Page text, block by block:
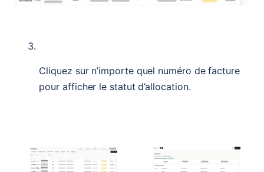
Cliquez sur n’importe quel numéro de facture
pour afficher le statut d’allocation.